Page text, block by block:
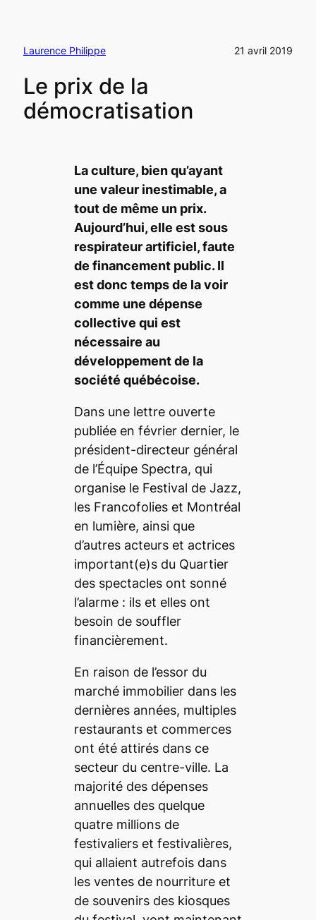
Laurence Philippe 21 avril 2019
Le prix de la
démocratisation
La culture, bien qu’ayant
une valeur inestimable, a
tout de même un prix.
Aujourd’hui, elle est sous
respirateur artificiel, faute
de financement public. Il
est donc temps de la voir
comme une dépense
collective qui est
nécessaire au
développement de la
société québécoise.
Dans une lettre ouverte
publiée en février dernier, le
président-directeur général
de l’Équipe Spectra, qui
organise le Festival de Jazz,
les Francofolies et Montréal
en lumière, ainsi que
d’autres acteurs et actrices
important(e)s du Quartier
des spectacles ont sonné
l’alarme : ils et elles ont
besoin de souffler
financièrement.
En raison de l’essor du
marché immobilier dans les
dernières années, multiples
restaurants et commerces
ont été attirés dans ce
secteur du centre-ville. La
majorité des dépenses
annuelles des quelque
quatre millions de
festivaliers et festivalières,
qui allaient autrefois dans
les ventes de nourriture et
de souvenirs des kiosques